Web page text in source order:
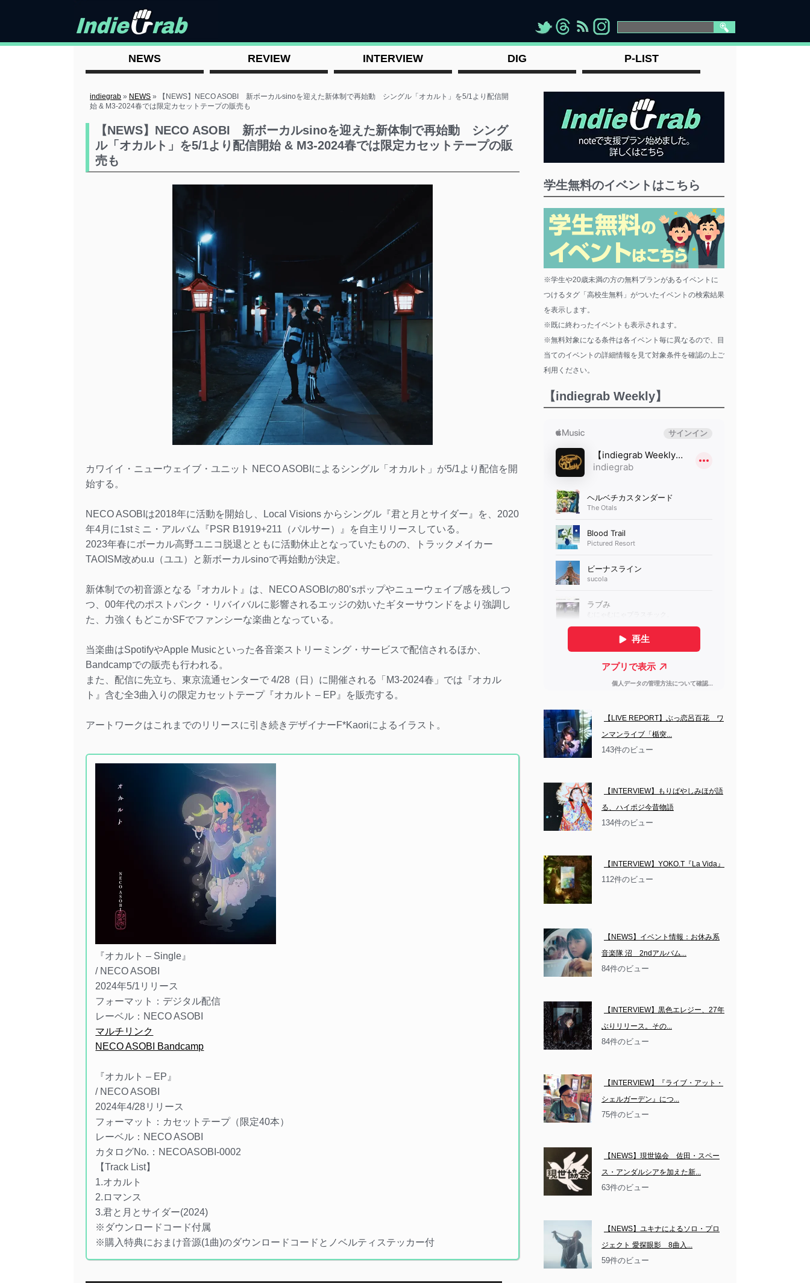
"> "> "> " >
NEWS REVIEW INTERVIEW DIG P-LIST
indiegrab » NEWS »
【NEWS】NECO ASOBI 新ボーカルsinoを迎えた新体制で再始動 シングル「オカルト」を5/1より配信開
始 & M3-2024春では限定カセットテープの販売も
【NEWS】NECO ASOBI 新ボーカルsinoを迎えた新体制で再始動 シング
ル「オカルト」を5/1より配信開始 & M3-2024春では限定カセットテープの販
売も
カワイイ・ニューウェイブ・ユニット NECO ASOBIによるシングル「オカルト」が5/1より配信を開
始する。
NECO ASOBIは2018年に活動を開始し、Local Visions からシングル『君と月とサイダー』を、2020
年4月に1stミニ・アルバム『PSR B1919+211（パルサー）』を自主リリースしている。
2023年春にボーカル高野ユニコ脱退とともに活動休止となっていたものの、トラックメイカー
TAOISM改めu.u（ユユ）と新ボーカルsinoで再始動が決定。
新体制での初音源となる『オカルト』は、NECO ASOBIの80’sポップやニューウェイブ感を残しつ
つ、00年代のポストパンク・リバイバルに影響されるエッジの効いたギターサウンドをより強調し
た、力強くもどこかSFでファンシーな楽曲となっている。
当楽曲はSpotifyやApple Musicといった各音楽ストリーミング・サービスで配信されるほか、
Bandcampでの販売も行われる。
また、配信に先立ち、東京流通センターで 4/28（日）に開催される「M3-2024春」では『オカル
ト』含む全3曲入りの限定カセットテープ『オカルト – EP』を販売する。
アートワークはこれまでのリリースに引き続きデザイナーF*Kaoriによるイラスト。
『オカルト – Single』
/ NECO ASOBI
2024年5/1リリース
フォーマット：デジタル配信
レーベル：NECO ASOBI
マルチリンク
NECO ASOBI Bandcamp
『オカルト – EP』
/ NECO ASOBI
2024年4/28リリース
フォーマット：カセットテープ（限定40本）
レーベル：NECO ASOBI
カタログNo.：NECOASOBI-0002
【Track List】
1.オカルト
2.ロマンス
3.君と月とサイダー(2024)
※ダウンロードコード付属
※購入特典におまけ音源(1曲)のダウンロードコードとノベルティステッカー付
学生無料のイベントはこちら
※学生や20歳未満の方の無料プランがあるイベントに
つけるタグ「高校生無料」がついたイベントの検索結果
を表示します。
※既に終わったイベントも表示されます。
※無料対象になる条件は各イベント毎に異なるので、目
当てのイベントの詳細情報を見て対象条件を確認の上ご
利用ください。
【indiegrab Weekly】
【LIVE REPORT】ぶっ恋呂百花　ワ
ンマンライブ「楯突...
143件のビュー
【INTERVIEW】もりばやしみほが語
る、ハイポジ今昔物語
134件のビュー
【INTERVIEW】YOKO.T『La Vida』
112件のビュー
【NEWS】イベント情報：お休み系
音楽隊 沼　2ndアルバム...
84件のビュー
【INTERVIEW】黒色エレジー、27年
ぶりリリース。その...
84件のビュー
【INTERVIEW】『ライブ・アット・
シェルガーデン』につ...
75件のビュー
【NEWS】現世協会　佐田・スペー
ス・アンダルシアを加えた新...
63件のビュー
【NEWS】ユキナによるソロ・プロ
ジェクト 愛探眼影　8曲入...
59件のビュー